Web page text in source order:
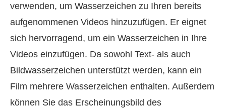
verwenden, um Wasserzeichen zu Ihren bereits
aufgenommenen Videos hinzuzufügen. Er eignet
sich hervorragend, um ein Wasserzeichen in Ihre
Videos einzufügen. Da sowohl Text- als auch
Bildwasserzeichen unterstützt werden, kann ein
Film mehrere Wasserzeichen enthalten. Außerdem
können Sie das Erscheinungsbild des